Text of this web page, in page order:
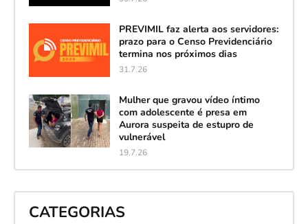
PREVIMIL faz alerta aos servidores:
prazo para o Censo Previdenciário
termina nos próximos dias
31.7.26
Mulher que gravou vídeo íntimo
com adolescente é presa em
Aurora suspeita de estupro de
vulnerável
19.7.26
CATEGORIAS